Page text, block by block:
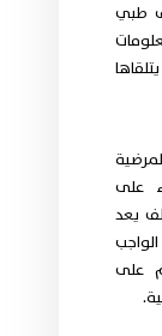
طبي
على
يعد
على